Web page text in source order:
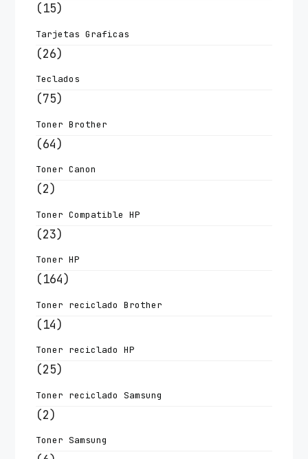
(15)
Tarjetas Graficas
(26)
Teclados
(75)
Toner Brother
(64)
Toner Canon
(2)
Toner Compatible HP
(23)
Toner HP
(164)
Toner reciclado Brother
(14)
Toner reciclado HP
(25)
Toner reciclado Samsung
(2)
Toner Samsung